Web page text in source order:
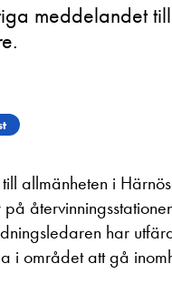
meddelandet
allmänheten i
har
i området att gå